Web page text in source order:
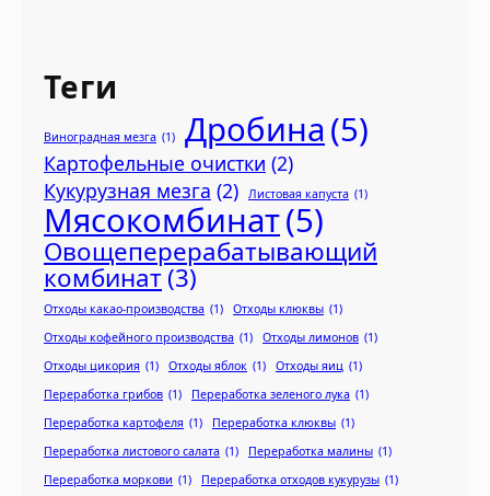
Теги
Виноградная мезга (1) Дробина (5)
Картофельные очистки (2)
Кукурузная мезга (2) Листовая капуста (1)
Мясокомбинат(5)
Овощеперерабатывающий
комбинат(3)
Отходы какао-производства (1) Отходы клюквы (1)
Отходы кофейного производства (1) Отходы лимонов (1)
Отходы цикория (1) Отходы яблок (1) Отходы яиц (1)
Переработка грибов (1) Переработка зеленого лука (1)
Переработка картофеля (1) Переработка клюквы (1)
Переработка листового салата (1) Переработка малины (1)
Переработка моркови (1) Переработка отходов кукурузы (1)